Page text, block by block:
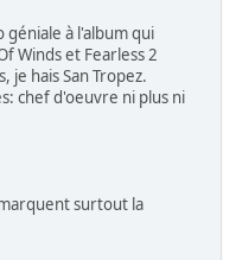
à l'album qui
Winds et Fearless 2
je hais San Tropez.
chef d'oeuvre ni plus ni
surtout la